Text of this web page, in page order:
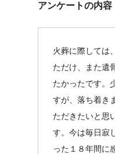
アンケートの内容
火葬に際しては
ただけ、また遺
たかったです。
すが、落ち着き
ただきたいと思
す。今は毎日寂
った１８年間に